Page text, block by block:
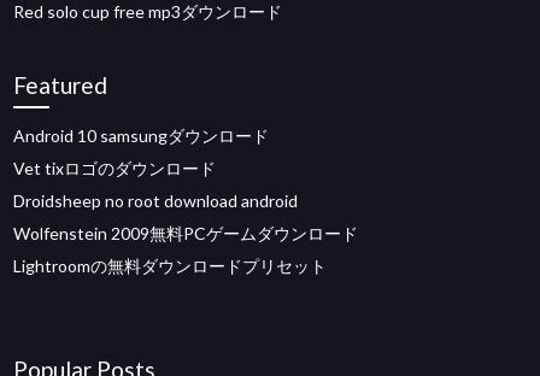
Red solo cup free mp3ダウンロード
Featured
Android 10 samsungダウンロード
Vet tixロゴのダウンロード
Droidsheep no root download android
Wolfenstein 2009無料PCゲームダウンロード
Lightroomの無料ダウンロードプリセット
Popular Posts